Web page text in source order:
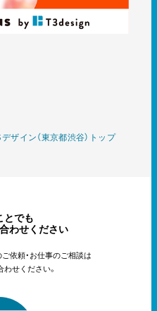
ザイン（東京都渋谷）トップ
とでも
わせください
依頼・お仕事のご相談は
せください。